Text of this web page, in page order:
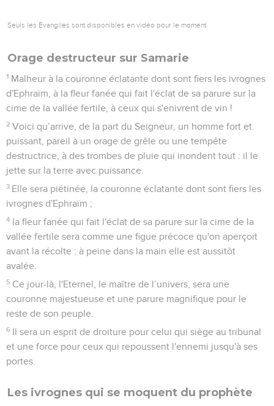
Seuls les Évangiles sont disponibles en vidéo pour le moment.
Orage destructeur sur Samarie
1 Malheur à la couronne éclatante dont sont fiers les ivrognes
d'Ephraïm, à la fleur fanée qui fait l'éclat de sa parure sur la
cime de la vallée fertile, à ceux qui s'enivrent de vin !
2 Voici qu’arrive, de la part du Seigneur, un homme fort et
puissant, pareil à un orage de grêle ou une tempête
destructrice, à des trombes de pluie qui inondent tout : il le
jette sur la terre avec puissance.
3 Elle sera piétinée, la couronne éclatante dont sont fiers les
ivrognes d'Ephraïm ;
4 la fleur fanée qui fait l'éclat de sa parure sur la cime de la
vallée fertile sera comme une figue précoce qu'on aperçoit
avant la récolte : à peine dans la main elle est aussitôt
avalée.
5 Ce jour-là, l'Eternel, le maître de l’univers, sera une
couronne majestueuse et une parure magnifique pour le
reste de son peuple.
6 Il sera un esprit de droiture pour celui qui siège au tribunal
et une force pour ceux qui repoussent l'ennemi jusqu'à ses
portes.
Les ivrognes qui se moquent du prophète